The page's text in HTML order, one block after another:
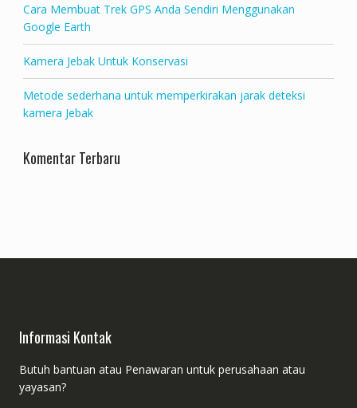
Cara Membuat Trek GPS Anda Sendiri Menggunakan
Google Earth
Kamera Jebak Untuk Konservasi
Metode sederhana untuk memperkirakan jarak deteksi
kamera Jebak
Komentar Terbaru
Informasi Kontak
Butuh bantuan atau Penawaran untuk perusahaan atau
yayasan?